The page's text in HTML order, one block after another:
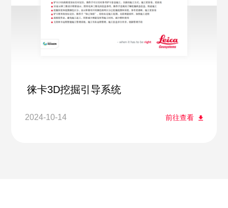
徕卡3D挖掘引导系统
2024-10-14 前往查看